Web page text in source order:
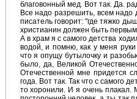
благовонный мед. Вот так. Да.
Все надо разрешить, всем надо
писатель говорит: "где тяжко
христианин должен быть
А в храм я с самого детства
водой, и помню, как у меня
что я опущу бутылочку и
было, да, Великой
Отечественной мне придется
года. Вот так. Так что с самого
то хоронили. И я очень плакал.